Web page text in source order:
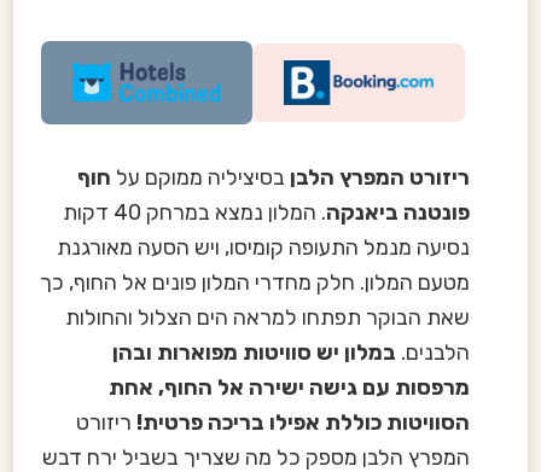
ריזורט המפרץ הלבן בסיציליה ממוקם על חוף
פונטנה ביאנקה
. המלון נמצא במרחק 40 דקות
נסיעה מנמל התעופה קומיסו, ויש הסעה מאורגנת
מטעם המלון. חלק מחדרי המלון פונים אל החוף, כך
שאת הבוקר תפתחו למראה הים הצלול והחולות
הלבנים. במלון יש סוויטות מפוארות ובהן
מרפסות עם גישה ישירה אל החוף, אחת
הסוויטות כוללת אפילו בריכה פרטית! ריזורט
המפרץ הלבן מספק כל מה שצריך בשביל ירח דבש